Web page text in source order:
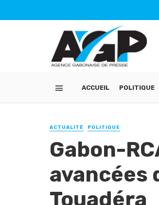
ACCUEIL POLITIQUE
ACTUALITÉ POLITIQUE
Gabon-
avancées
Touadéra